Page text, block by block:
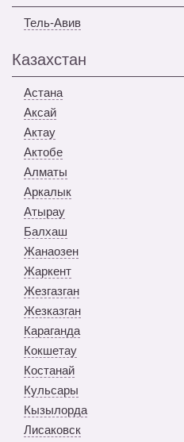
Тель-Авив
Казахстан
Астана
Аксай
Актау
Актобе
Алматы
Аркалык
Атырау
Балхаш
Жанаозен
Жаркент
Жезгазган
Жезказган
Караганда
Кокшетау
Костанай
Кульсары
Кызылорда
Лисаковск